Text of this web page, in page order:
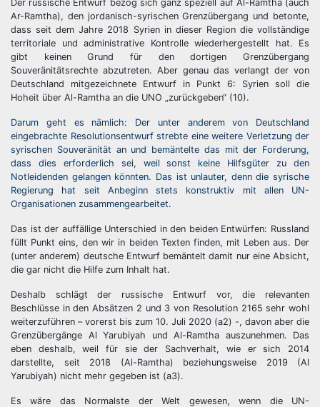
Der russische Entwurf bezog sich ganz speziell auf Al-Ramtha (auch
Ar-Ramtha), den jordanisch-syrischen Grenzübergang und betonte,
dass seit dem Jahre 2018 Syrien in dieser Region die vollständige
territoriale und administrative Kontrolle wiederhergestellt hat. Es
gibt keinen Grund für den dortigen Grenzübergang
Souveränitätsrechte abzutreten. Aber genau das verlangt der von
Deutschland mitgezeichnete Entwurf in Punkt 6: Syrien soll die
Hoheit über Al-Ramtha an die UNO „zurückgeben“ (10).
Darum geht es nämlich: Der unter anderem von Deutschland
eingebrachte Resolutionsentwurf strebte eine weitere Verletzung der
syrischen Souveränität an und bemäntelte das mit der Forderung,
dass dies erforderlich sei, weil sonst keine Hilfsgüter zu den
Notleidenden gelangen könnten. Das ist unlauter, denn die syrische
Regierung hat seit Anbeginn stets konstruktiv mit allen UN-
Organisationen zusammengearbeitet.
Das ist der auffällige Unterschied in den beiden Entwürfen: Russland
füllt Punkt eins, den wir in beiden Texten finden, mit Leben aus. Der
(unter anderem) deutsche Entwurf bemäntelt damit nur eine Absicht,
die gar nicht die Hilfe zum Inhalt hat.
Deshalb schlägt der russische Entwurf vor, die relevanten
Beschlüsse in den Absätzen 2 und 3 von Resolution 2165 sehr wohl
weiterzuführen – vorerst bis zum 10. Juli 2020 (a2) -, davon aber die
Grenzübergänge Al Yarubiyah und Al-Ramtha auszunehmen. Das
eben deshalb, weil für sie der Sachverhalt, wie er sich 2014
darstellte, seit 2018 (Al-Ramtha) beziehungsweise 2019 (Al
Yarubiyah) nicht mehr gegeben ist (a3).
Es wäre das Normalste der Welt gewesen, wenn die UN-